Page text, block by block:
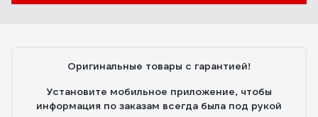
Оригинальные товары с гарантией!
Установите мобильное приложение, чтобы
информация по заказам всегда была под рукой